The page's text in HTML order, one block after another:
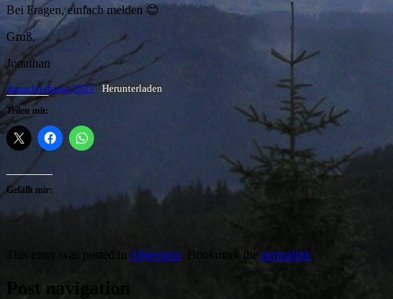
Bei Fragen, einfach melden 😊
Gruß,
Jonathan
Ausschreibung 2025
Herunterladen
Teilen mit:
Gefällt mir:
This entry was posted in Allgemein . Bookmark the permalink
Post navigation